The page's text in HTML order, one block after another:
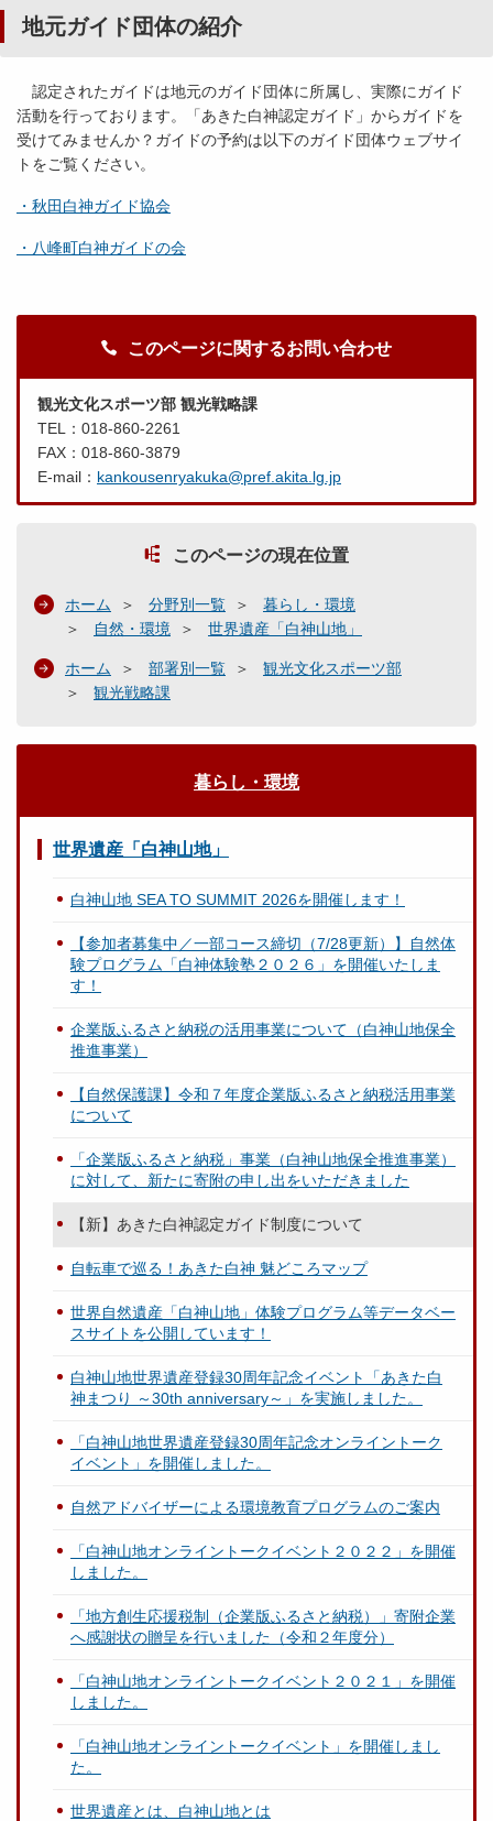
地元ガイド団体の紹介
認定されたガイドは地元のガイド団体に所属し、実際にガイド
活動を行っております。「あきた白神認定ガイド」からガイドを
受けてみませんか？ガイドの予約は以下のガイド団体ウェブサイ
トをご覧ください。
・秋田白神ガイド協会
・八峰町白神ガイドの会
このページに関するお問い合わせ
観光文化スポーツ部 観光戦略課
TEL：018-860-2261
FAX：018-860-3879
E-mail： kankousenryakuka@pref.akita.lg.jp
このページの現在位置
ホーム 分野別一覧
暮らし・環境
自然・環境
世界遺産「白神山地」
ホーム 部署別一覧
観光文化スポーツ部
観光戦略課
暮らし・環境
世界遺産「白神山地」
白神山地 SEA TO SUMMIT 2026を開催します！
【参加者募集中／一部コース締切（7/28更新）】自然体
験プログラム「白神体験塾２０２６」を開催いたしま
す！
企業版ふるさと納税の活用事業について（白神山地保全
推進事業）
【自然保護課】令和７年度企業版ふるさと納税活用事業
について
「企業版ふるさと納税」事業（白神山地保全推進事業）
に対して、新たに寄附の申し出をいただきました
【新】あきた白神認定ガイド制度について
自転車で巡る！あきた白神 魅どころマップ
世界自然遺産「白神山地」体験プログラム等データベー
スサイトを公開しています！
白神山地世界遺産登録30周年記念イベント「あきた白
神まつり ～30th anniversary～」を実施しました。
「白神山地世界遺産登録30周年記念オンライントーク
イベント」を開催しました。
自然アドバイザーによる環境教育プログラムのご案内
「白神山地オンライントークイベント２０２２」を開催
しました。
「地方創生応援税制（企業版ふるさと納税）」寄附企業
へ感謝状の贈呈を行いました（令和２年度分）
「白神山地オンライントークイベント２０２１」を開催
しました。
「白神山地オンライントークイベント」を開催しまし
た。
世界遺産とは、白神山地とは